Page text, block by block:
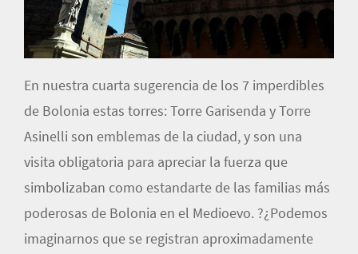
En nuestra cuarta sugerencia de los 7 imperdibles
de Bolonia estas torres: Torre Garisenda y Torre
Asinelli son emblemas de la ciudad, y son una
visita obligatoria para apreciar la fuerza que
simbolizaban como estandarte de las familias más
poderosas de Bolonia en el Medioevo. ?¿Podemos
imaginarnos que se registran aproximadamente